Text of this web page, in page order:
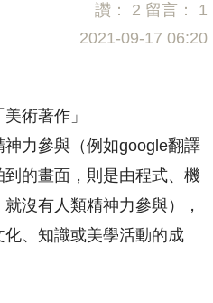
讚： 2 留言： 1
2021-09-17 06:20
術著作」
力參與（例如google翻譯
的畫面，則是由程式、機
沒有人類精神力參與），
化、知識或美學活動的成